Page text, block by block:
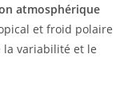
atmosphérique
et froid polaire
la variabilité et le